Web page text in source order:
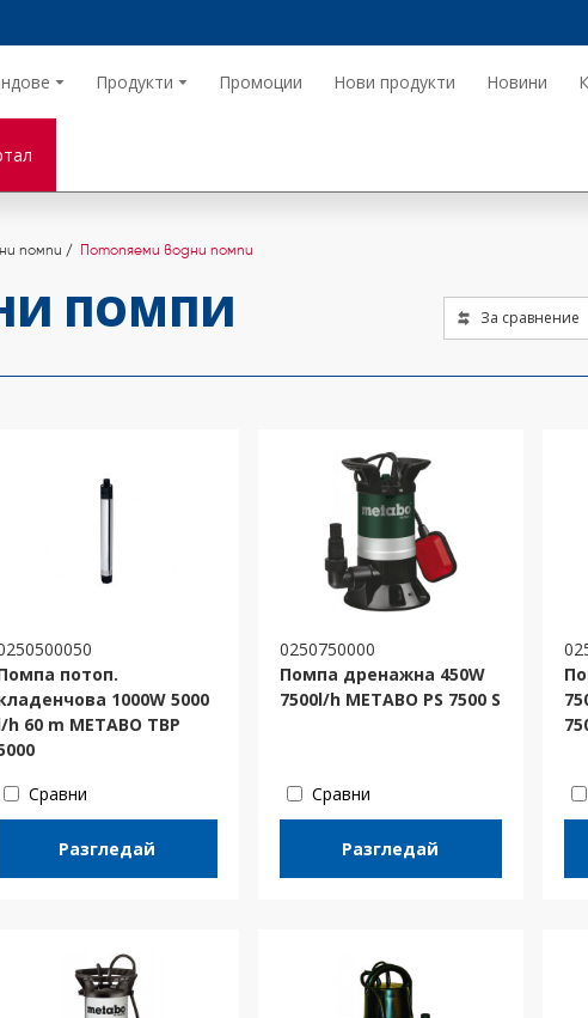
Продукти Промоции Нови продукти Новини
помпи Потопяеми водни помпи
ПОМПИ За сравнение
потоп.
1000W 5000
h 60 m METABO TBP
Сравни
Разгледай
0250750000
Помпа дренажна 450W
7500l/h METABO PS 7500 S
Сравни
Разгледай